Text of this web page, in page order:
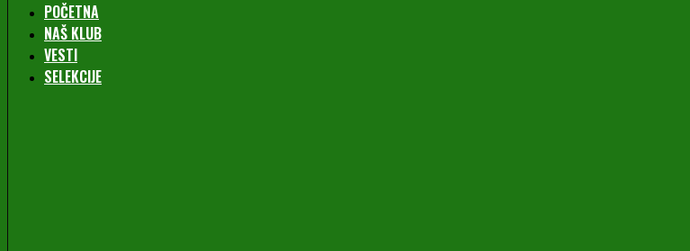
POČETNA
NAŠ KLUB
VESTI
SELEKCIJE